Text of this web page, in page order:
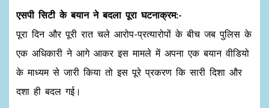
एसपी सिटी के बयान ने बदला पूरा घटनाक्रम:-
पूरा दिन और पूरी रात चले आरोप-प्रत्यारोपों के बीच जब पुलिस के
एक अधिकारी ने आगे आकर इस मामले में अपना एक बयान वीडियो
के माध्यम से जारी किया तो इस पूरे प्रकरण कि सारी दिशा और
दशा ही बदल गई।